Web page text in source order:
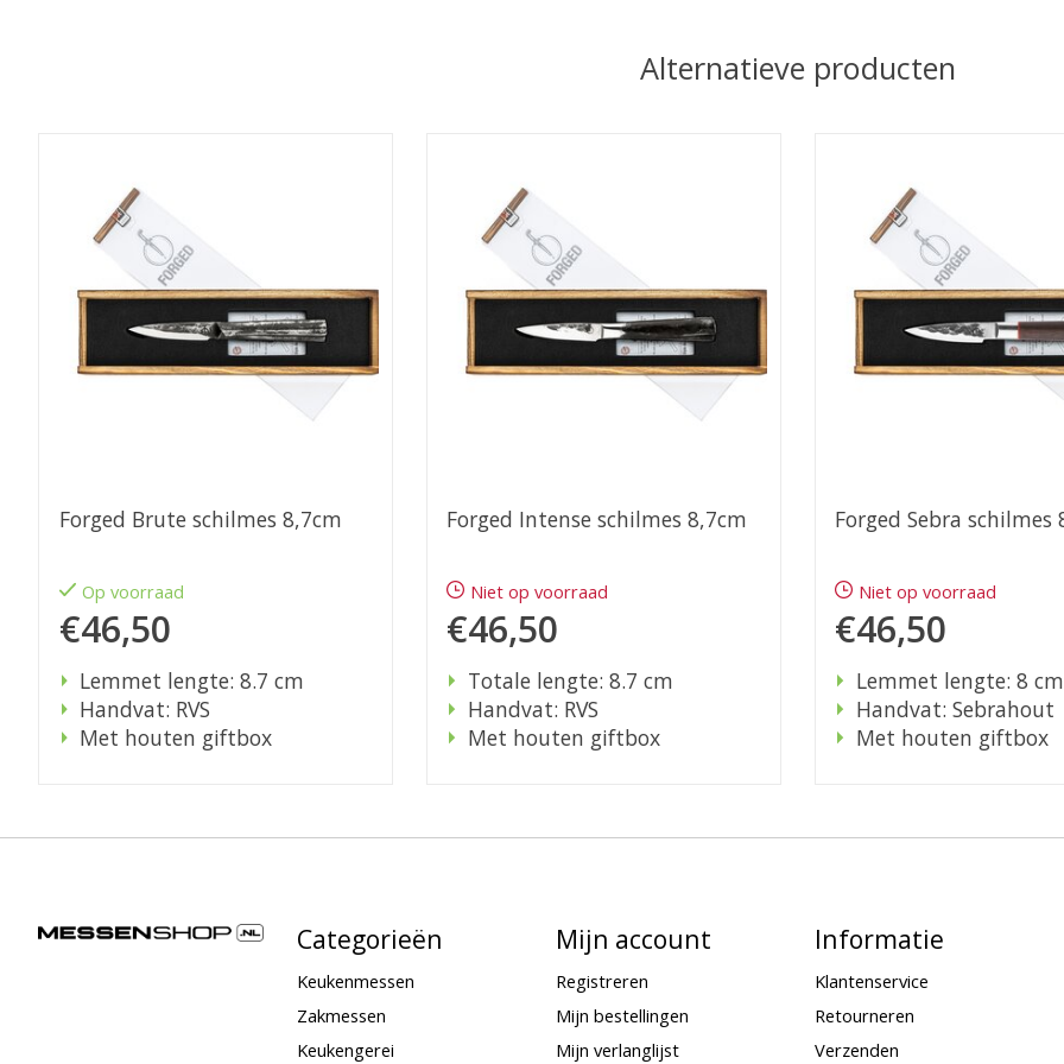
Alternatieve producten
Forged Brute schilmes 8,7cm
Op voorraad
€46,50
Lemmet lengte: 8.7 cm
Handvat: RVS
Met houten giftbox
Forged Intense schilmes 8,7cm
Niet op voorraad
€46,50
Totale lengte: 8.7 cm
Handvat: RVS
Met houten giftbox
Forged Sebra schilmes
Niet op voorraad
€46,50
Lemmet lengte: 8 cm
Handvat: Sebrahout
Met houten giftbox
Categorieën
Keukenmessen
Zakmessen
Keukengerei
Mijn account
Registreren
Mijn bestellingen
Mijn verlanglijst
Informatie
Klantenservice
Retourneren
Verzenden